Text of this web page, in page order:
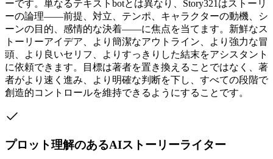
ーです。単なるテキストbotとは異なり、Story321はストーリ
ーの論理――前提、対立、テンポ、キャラクターの動機、シ
ーンの目的、感情的な決着――に焦点を当てます。新鮮なス
トーリーアイデア、より簡潔なアウトライン、より強力な冒
頭、より良いセリフ、よりすっきりした結末をアシスタント
に依頼できます。目標は著者を置き換えることではなく、著
者がより速く進み、より明確な判断を下し、すべての段階で
創造的コントロールを維持できるようにすることです。
プロット理解のあるAIストーリーライター